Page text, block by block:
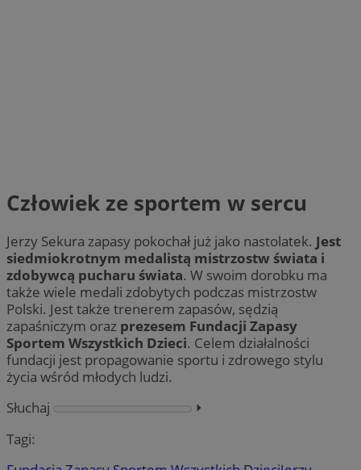
Człowiek ze sportem w sercu
Jerzy Sekura zapasy pokochał już jako nastolatek. Jest
siedmiokrotnym medalistą mistrzostw świata i
zdobywcą pucharu świata. W swoim dorobku ma
także wiele medali zdobytych podczas mistrzostw
Polski. Jest także trenerem zapasów, sędzią
zapaśniczym oraz prezesem Fundacji Zapasy
Sportem Wszystkich Dzieci. Celem działalności
fundacji jest propagowanie sportu i zdrowego stylu
życia wśród młodych ludzi.
Słuchaj
⏵︎
Tagi: